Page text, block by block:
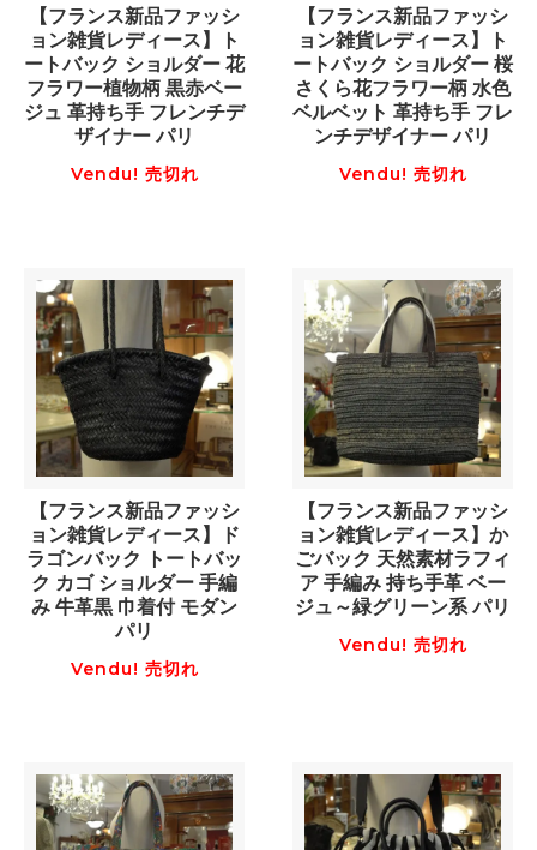
【フランス新品ファッシ
ョン雑貨レディース】ト
ートバック ショルダー 花
フラワー植物柄 黒赤ベー
ジュ 革持ち手 フレンチデ
ザイナー パリ
Vendu! 売切れ
【フランス新品ファッシ
ョン雑貨レディース】ト
ートバック ショルダー 桜
さくら花フラワー柄 水色
ベルベット 革持ち手 フレ
ンチデザイナー パリ
Vendu! 売切れ
【フランス新品ファッシ
ョン雑貨レディース】ド
ラゴンバック トートバッ
ク カゴ ショルダー 手編
み 牛革黒 巾着付 モダン
パリ
Vendu! 売切れ
【フランス新品ファッシ
ョン雑貨レディース】か
ごバック 天然素材ラフィ
ア 手編み 持ち手革 ベー
ジュ～緑グリーン系 パリ
Vendu! 売切れ